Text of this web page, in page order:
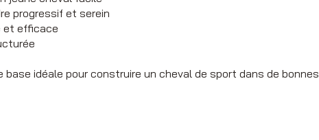
progressif et serein
et efficace
idéale pour construire un cheval de sport dans de bonnes